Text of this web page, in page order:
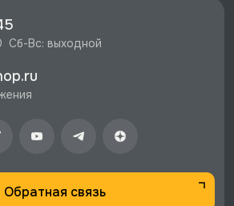
в Москве, Санкт-
РФ, если она меньше 10%
Программа лояльности,
Сб-Вс: выходной
Обратная связь